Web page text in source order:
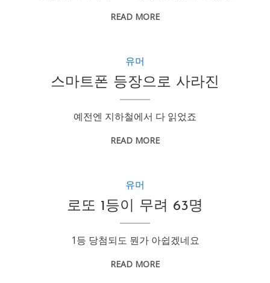
READ MORE
유머
스마트폰 등장으로 사라진
예전엔 지하철에서 다 읽었죠
READ MORE
유머
로또 1등이 무려 63명
1등 당첨되도 뭔가 아쉽겠네요
READ MORE